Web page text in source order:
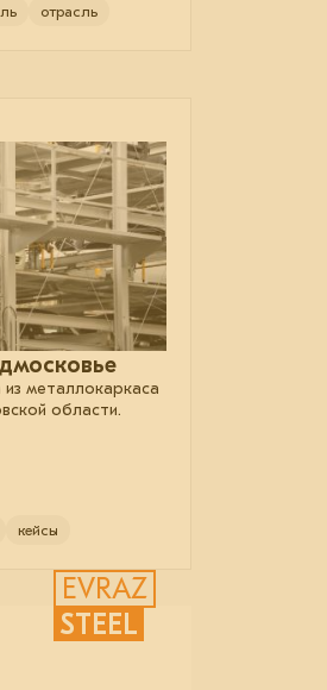
отрасль
металлокаркаса
области.
кейсы
EVRAZ
STEEL